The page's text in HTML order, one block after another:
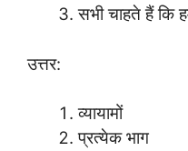
सभी चाहते हैं
उत्तर:
व्यायामों
प्रत्येक भाग